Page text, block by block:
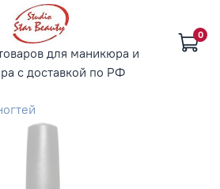
для маникюра и
с доставкой по РФ
0